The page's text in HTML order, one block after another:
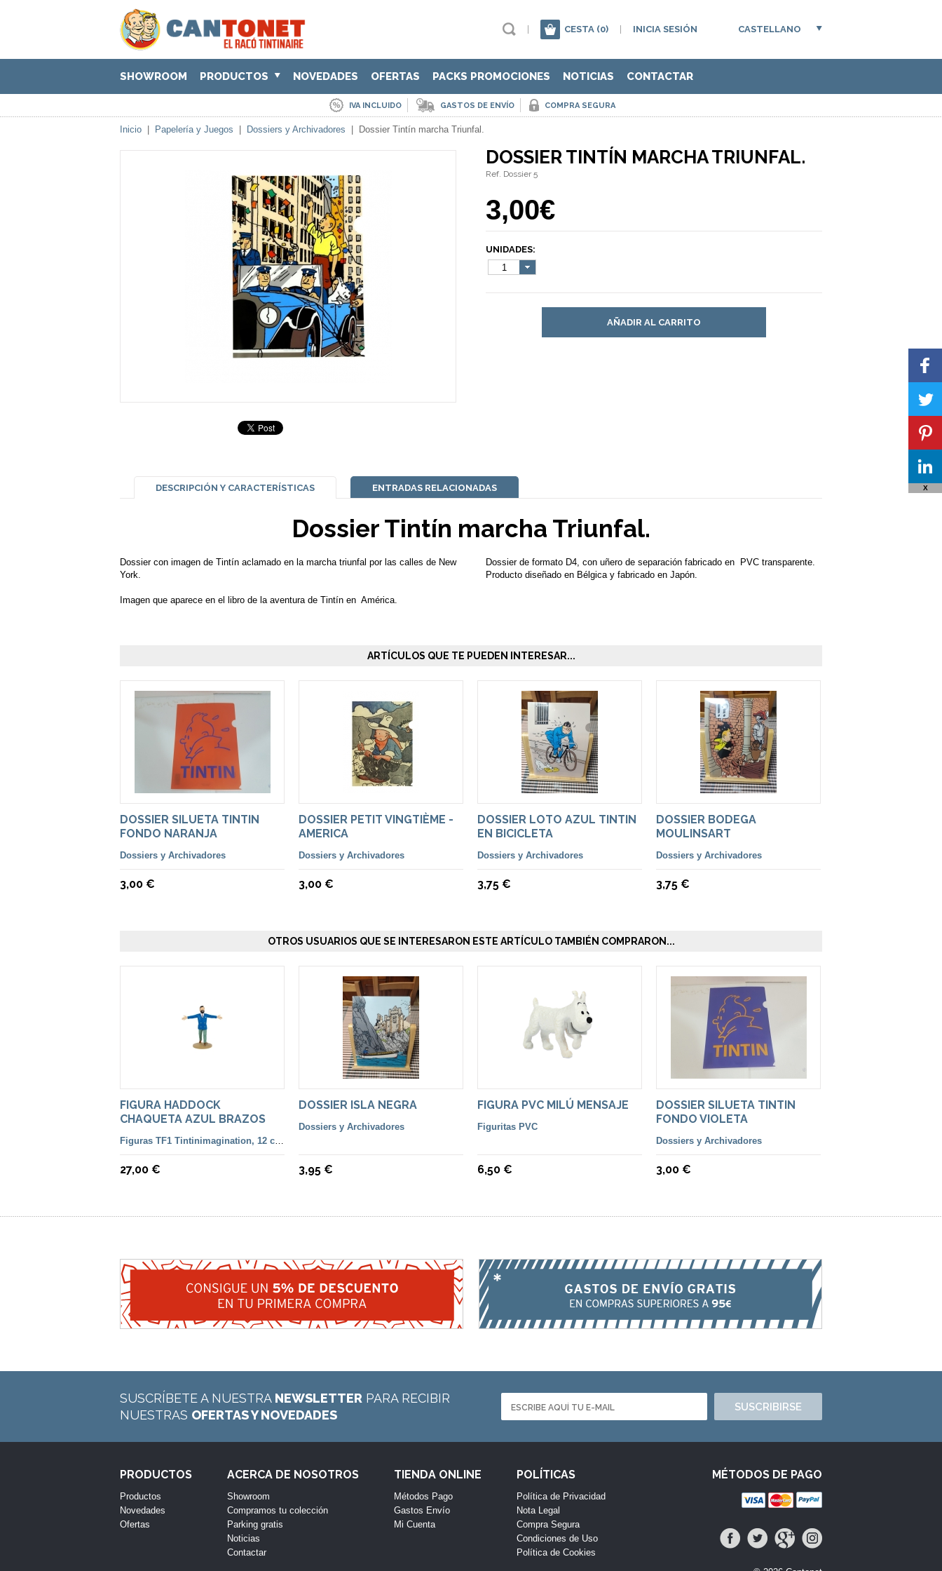
CESTA (0) INICIA SESIÓN CASTELLANO
SHOWROOM PRODUCTOS NOVEDADES OFERTAS PACKS PROMOCIONES NOTICIAS CONTACTAR
IVA INCLUIDO GASTOS DE ENVÍO COMPRA SEGURA
Inicio Papelería y Juegos Dossiers y Archivadores Dossier Tintín marcha Triunfal.
DOSSIER TINTÍN MARCHA TRIUNFAL.
Ref. Dossier 5
3,00€
UNIDADES:
1
AÑADIR AL CARRITO
DESCRIPCIÓN Y CARACTERÍSTICAS ENTRADAS RELACIONADAS
Dossier Tintín marcha Triunfal.
Dossier con imagen de Tintín aclamado en la marcha triunfal por las calles de New
York.
Imagen que aparece en el libro de la aventura de Tintín en América.
Dossier de formato D4, con uñero de separación fabricado en PVC transparente.
Producto diseñado en Bélgica y fabricado en Japón.
ARTÍCULOS QUE TE PUEDEN INTERESAR...
DOSSIER SILUETA TINTIN
FONDO NARANJA
Dossiers y Archivadores
3,00 €
DOSSIER PETIT VINGTIÈME -
AMERICA
Dossiers y Archivadores
3,00 €
DOSSIER LOTO AZUL TINTIN
EN BICICLETA
Dossiers y Archivadores
3,75 €
DOSSIER BODEGA
MOULINSART
Dossiers y Archivadores
3,75 €
OTROS USUARIOS QUE SE INTERESARON ESTE ARTÍCULO TAMBIÉN COMPRARON...
FIGURA HADDOCK
CHAQUETA AZUL BRAZOS
Figuras TF1 Tintinimagination, 12 cm. color y francesa
27,00 €
DOSSIER ISLA NEGRA
Dossiers y Archivadores
3,95 €
FIGURA PVC MILÚ MENSAJE
Figuritas PVC
6,50 €
DOSSIER SILUETA TINTIN
FONDO VIOLETA
Dossiers y Archivadores
3,00 €
SUSCRÍBETE A NUESTRA NEWSLETTER PARA RECIBIR
NUESTRAS OFERTAS Y NOVEDADES
SUSCRIBIRSE
PRODUCTOS
Productos
Novedades
Ofertas
ACERCA DE NOSOTROS
Showroom
Compramos tu colección
Parking gratis
Noticias
Contactar
TIENDA ONLINE
Métodos Pago
Gastos Envío
Mi Cuenta
POLÍTICAS
Política de Privacidad
Nota Legal
Compra Segura
Condiciones de Uso
Política de Cookies
MÉTODOS DE PAGO
X